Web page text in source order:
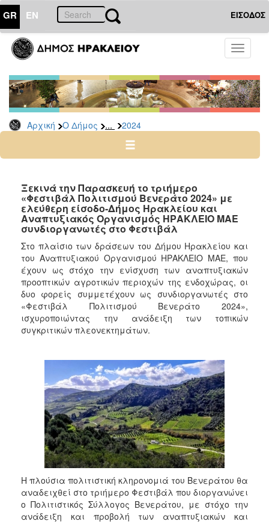
GR EN ΕΙΣΟΔΟΣ
Toggle
Αρχική Ο Δήμος ... 2024
ΔΗΜΟΣ
Δελτία
Τύπου
Αρχείο
2026
2024
2022
2021
2020
2019
2018
2017
2016
2015
2012
2011
2010
2006
ΤΟΠΟΣ
ΠΟΛΙΤΙΣΜΟΣ
Ξεκινά την Παρασκευή το τριήμερο
«Φεστιβάλ Πολιτισμού Βενεράτο 2024» με
ελεύθερη είσοδο-Δήμος Ηρακλείου και
Αναπτυξιακός Οργανισμός ΗΡΑΚΛΕΙΟ ΜΑΕ
συνδιοργανωτές στο Φεστιβάλ
Στο πλαίσιο των δράσεων του Δήμου Ηρακλείου και
του Αναπτυξιακού Οργανισμού ΗΡΑΚΛΕΙΟ ΜΑΕ, που
έχουν ως στόχο την ενίσχυση των αναπτυξιακών
προοπτικών αγροτικών περιοχών της ενδοχώρας, οι
δυο φορείς συμμετέχουν ως συνδιοργανωτές στο
«Φεστιβάλ Πολιτισμού Βενεράτο 2024»,
ισχυροποιώντας την ανάδειξη των τοπικών
συγκριτικών πλεονεκτημάτων.
Η πλούσια πολιτιστική κληρονομιά του Βενεράτου θα
αναδειχθεί στο τριήμερο Φεστιβάλ που διοργανώνει
ο Πολιτιστικός Σύλλογος Βενεράτου, με στόχο την
ανάδειξη και προβολή των αναπτυξιακών και